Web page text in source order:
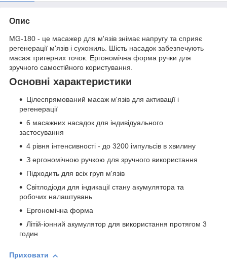
Опис
MG-180 - це масажер для м'язів знімає напругу та сприяє
регенерації м'язів і сухожиль. Шість насадок забезпечують
масаж тригерних точок. Ергономічна форма ручки для
зручного самостійного користування.
Основні характеристики
Цілеспрямований масаж м'язів для активації і
регенерації
6 масажних насадок для індивідуального
застосування
4 рівня інтенсивності - до 3200 імпульсів в хвилину
З ергономічною ручкою для зручного використання
Підходить для всіх груп м'язів
Світлодіоди для індикації стану акумулятора та
робочих налаштувань
Ергономічна форма
Літій-іонний акумулятор для використання протягом 3
годин
Приховати